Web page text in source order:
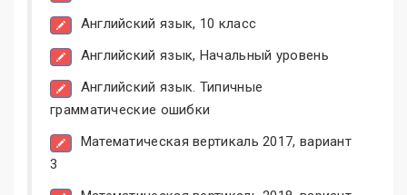
Английский язык, 10 класс
Английский язык, Начальный уровень
Английский язык. Типичные
грамматические ошибки
Математическая вертикаль 2017, вариант
3